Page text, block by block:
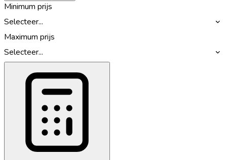
Minimum prijs
Selecteer...
Maximum prijs
Selecteer...